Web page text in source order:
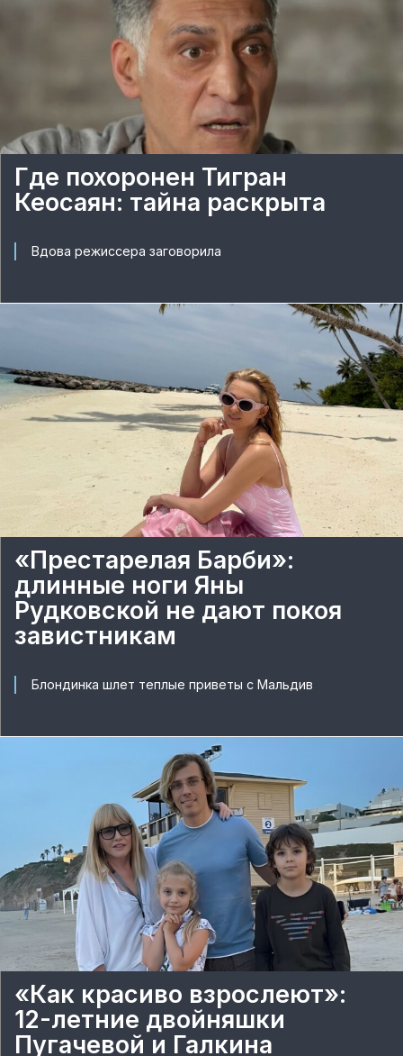
Где похоронен Тигран
Кеосаян: тайна раскрыта
Вдова режиссера заговорила
«Престарелая Барби»:
длинные ноги Яны
Рудковской не дают покоя
завистникам
Блондинка шлет теплые приветы с Мальдив
«Как красиво взрослеют»:
12-летние двойняшки
Пугачевой и Галкина